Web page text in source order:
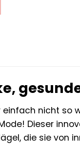
nicht so
Dieser
die sie von